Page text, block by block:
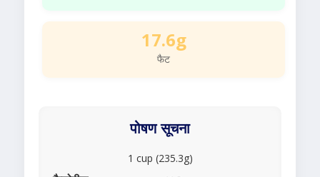
17.6g
फैट
पोषण सूचना
1 cup (235.3g)